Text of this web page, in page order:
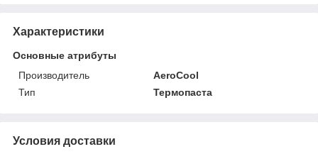
Характеристики
Основные атрибуты
Производитель
AeroCool
Тип
Термопаста
Условия доставки